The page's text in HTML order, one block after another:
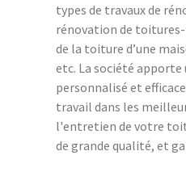
types de travaux de
rénovation de
de la toiture d’une
etc. La société apporte
personnalisé et
travail dans les
l'entretien de votre
de grande qualité, et